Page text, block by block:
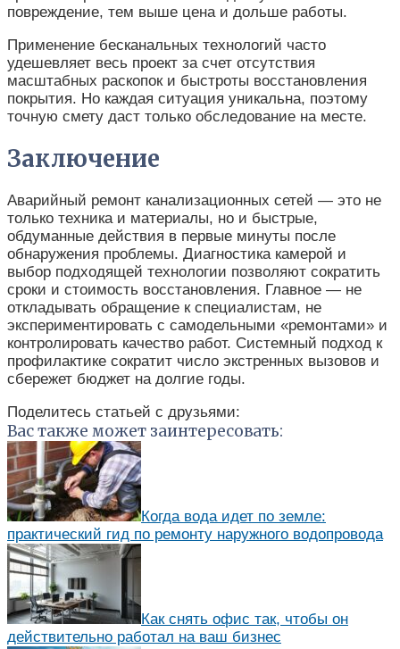
повреждение, тем выше цена и дольше работы.
Применение бесканальных технологий часто
удешевляет весь проект за счет отсутствия
масштабных раскопок и быстроты восстановления
покрытия. Но каждая ситуация уникальна, поэтому
точную смету даст только обследование на месте.
Заключение
Аварийный ремонт канализационных сетей — это не
только техника и материалы, но и быстрые,
обдуманные действия в первые минуты после
обнаружения проблемы. Диагностика камерой и
выбор подходящей технологии позволяют сократить
сроки и стоимость восстановления. Главное — не
откладывать обращение к специалистам, не
экспериментировать с самодельными «ремонтами» и
контролировать качество работ. Системный подход к
профилактике сократит число экстренных вызовов и
сбережет бюджет на долгие годы.
Поделитесь статьей с друзьями:
Вас также может заинтересовать:
Когда вода идет по земле:
практический гид по ремонту наружного водопровода
Как снять офис так, чтобы он
действительно работал на ваш бизнес